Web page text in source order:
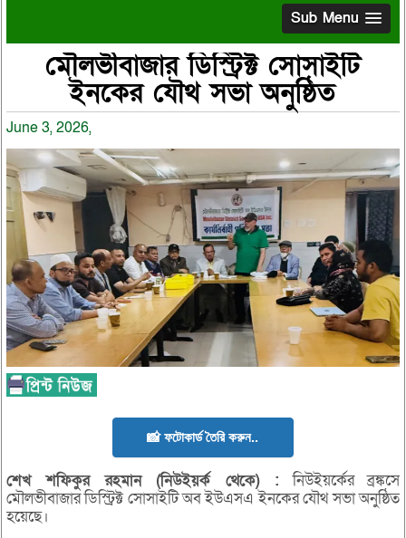
Sub Menu
মৌলভীবাজার ডিস্ট্রিক্ট সোসাইটি
ইনকের যৌথ সভা অনুষ্ঠিত
June 3, 2026,
📸 ফটোকার্ড তৈরি করুন..
শেখশফিকুররহমান (নিউইয়র্ক থেকে) : নিউইয়র্কের ব্রঙ্কসে
মৌলভীবাজার ডিস্ট্রিক্ট সোসাইটি অব ইউএসএ ইনকের যৌথ সভা অনুষ্ঠিত
হয়েছে।